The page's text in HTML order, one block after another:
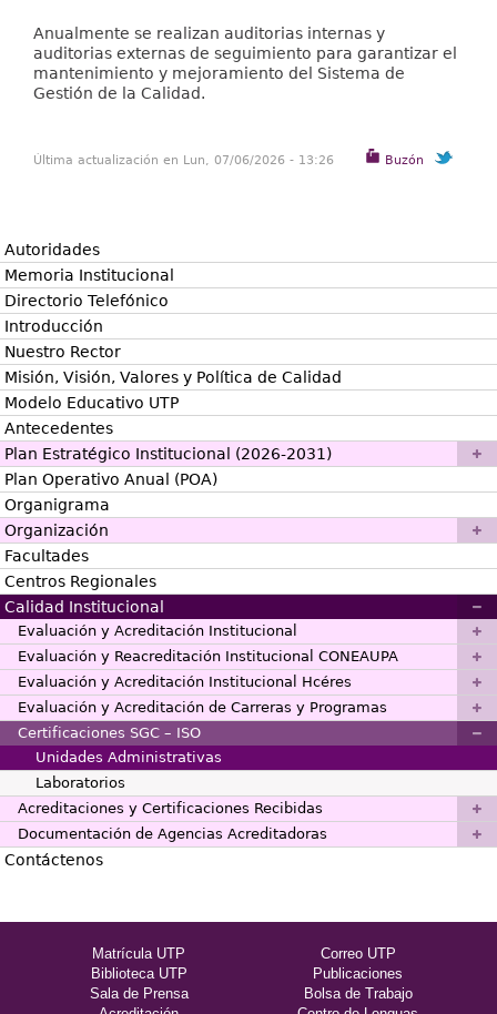
Anualmente se realizan auditorias internas y
auditorias externas de seguimiento para garantizar el
mantenimiento y mejoramiento del Sistema de
Gestión de la Calidad.
Buzón
Última actualización en Lun, 07/06/2026 - 13:26
Autoridades
Memoria Institucional
Directorio Telefónico
Introducción
Nuestro Rector
Misión, Visión, Valores y Política de Calidad
Modelo Educativo UTP
Antecedentes
Plan Estratégico Institucional (2026-2031)
Plan Operativo Anual (POA)
Organigrama
Organización
Facultades
Centros Regionales
Calidad Institucional
Evaluación y Acreditación Institucional
Evaluación y Reacreditación Institucional CONEAUPA
Evaluación y Acreditación Institucional Hcéres
Evaluación y Acreditación de Carreras y Programas
Certificaciones SGC – ISO
Unidades Administrativas
Laboratorios
Acreditaciones y Certificaciones Recibidas
Documentación de Agencias Acreditadoras
Contáctenos
Matrícula UTP
Correo UTP
Biblioteca UTP
Publicaciones
Sala de Prensa
Bolsa de Trabajo